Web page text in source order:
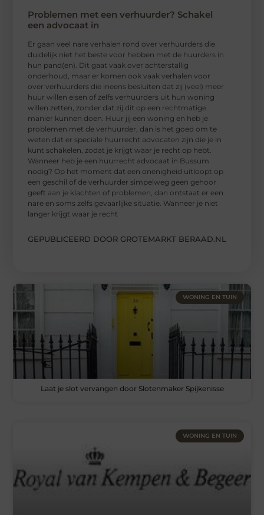
Problemen met een verhuurder? Schakel
een advocaat in
Er gaan veel nare verhalen rond over verhuurders die
duidelijk niet het beste voor hebben met de huurders in
hun pand(en). Dit gaat vaak over achterstallig
onderhoud, maar er komen ook vaak verhalen voor
over verhuurders die ineens besluiten dat zij (veel) meer
huur willen eisen of zelfs verhuurders uit hun woning
willen zetten, zonder dat zij dit op een rechtmatige
manier kunnen doen. Huur jij een woning en heb je
problemen met de verhuurder, dan is het goed om te
weten dat er speciale huurrecht advocaten zijn die je in
kunt schakelen, zodat je krijgt waar je recht op hebt.
Wanneer heb je een huurrecht advocaat in Bussum
nodig? Op het moment dat een onenigheid uitloopt op
een geschil of de verhuurder simpelweg geen gehoor
geeft aan je klachten of problemen, dan ontstaat er een
nare en soms zelfs gevaarlijke situatie. Wanneer je niet
langer krijgt waar je recht
GEPUBLICEERD DOOR GROTEMARKT BERAAD.NL
WONING EN TUIN
Laat je slot vervangen door Slotenmaker Spijkenisse
WONING EN TUIN